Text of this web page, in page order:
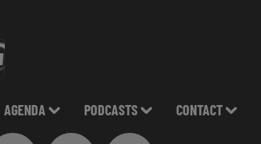
AGENDA PODCASTS CONTACT